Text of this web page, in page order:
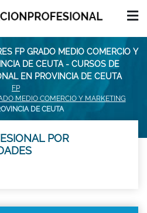
FP GRADO MEDIO COMERCIO Y
DE CEUTA - CURSOS DE
EN PROVINCIA DE CEUTA
FP
MEDIO COMERCIO Y MARKETING
DE CEUTA
POR